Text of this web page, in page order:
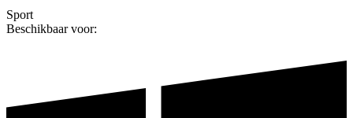
Sport
Beschikbaar voor: